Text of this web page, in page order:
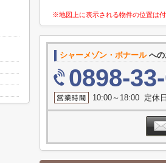
※地図上に表示される物件の位置は
シャーメゾン・ボナールへの
0898-
10:00～18:00 定休